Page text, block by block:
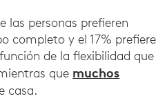
las personas prefieren
completo y el 17% prefiere
de la flexibilidad que
que muchos
casa.